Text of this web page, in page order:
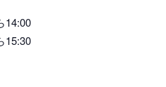
15:30